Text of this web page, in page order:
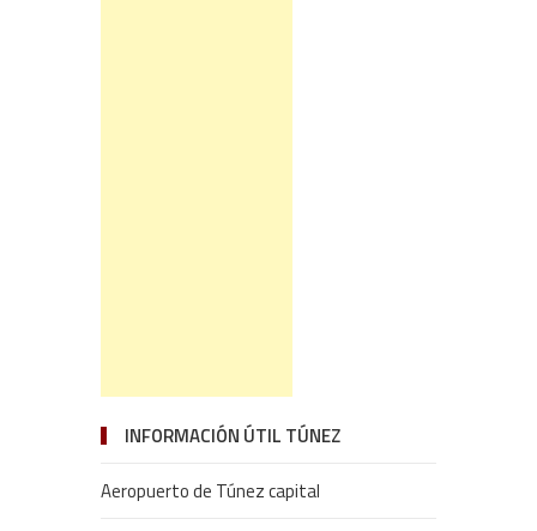
INFORMACIÓN ÚTIL TÚNEZ
Aeropuerto de Túnez capital